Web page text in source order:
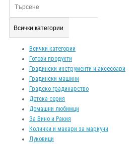
Всички категории
Всички категории
Готови продукти
Градински инструменти и аксесоари
Градински машини
Градско градинарство
Детска серия
Домашни любимци
За Вино и Ракия
Колички и макари за маркучи
Луковици